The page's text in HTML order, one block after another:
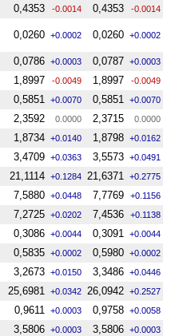
0,4353 -0.0014 0,4353 -0.0014
0,0260 +0.0002 0,0260 +0.0002
0,0786 +0.0003 0,0787 +0.0003
1,8997 -0.0049 1,8997 -0.0049
0,5851 +0.0070 0,5851 +0.0070
2,3592 0.0000 2,3715 0.0000
1,8734 +0.0140 1,8798 +0.0162
3,4709 +0.0363 3,5573 +0.0491
21,1114 +0.1284 21,6371 +0.2775
7,5880 +0.0448 7,7769 +0.1156
7,2725 +0.0202 7,4536 +0.1138
0,3086 +0.0044 0,3091 +0.0044
0,5835 +0.0002 0,5980 +0.0002
3,2673 +0.0150 3,3486 +0.0446
25,6981 +0.0342 26,0942 +0.2527
0,9611 +0.0003 0,9758 +0.0058
3,5806 +0.0003 3,5806 +0.0003